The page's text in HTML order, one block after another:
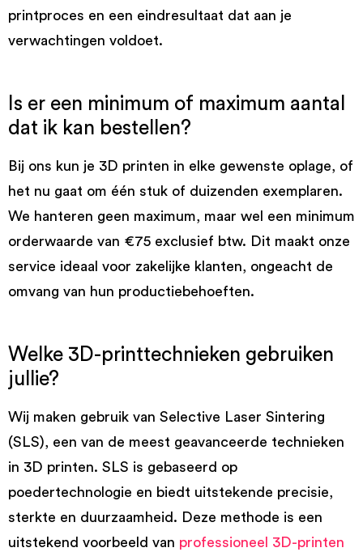
printproces en een eindresultaat dat aan je
verwachtingen voldoet.
Is er een minimum of maximum aantal
dat ik kan bestellen?
Bij ons kun je 3D printen in elke gewenste oplage, of
het nu gaat om één stuk of duizenden exemplaren.
We hanteren geen maximum, maar wel een minimum
orderwaarde van €75 exclusief btw. Dit maakt onze
service ideaal voor zakelijke klanten, ongeacht de
omvang van hun productiebehoeften.
Welke 3D-printtechnieken gebruiken
jullie?
Wij maken gebruik van Selective Laser Sintering
(SLS), een van de meest geavanceerde technieken
in 3D printen. SLS is gebaseerd op
poedertechnologie en biedt uitstekende precisie,
sterkte en duurzaamheid. Deze methode is een
uitstekend voorbeeld van professioneel 3D-printen